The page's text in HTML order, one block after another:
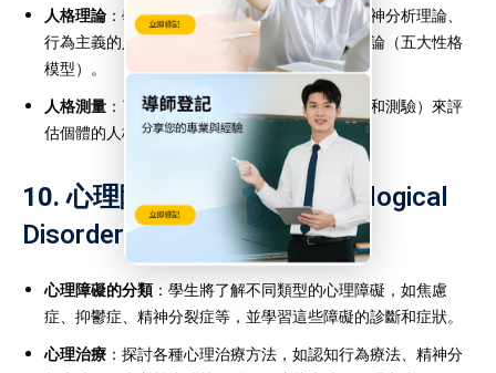
人格理論 ：學習不同的理論，包含弗洛伊德的精神分析理論、
行為主義的人格觀、以及現代的五大人格特質理論（五大性格
模型）。
人格測量 ：了解如何通過各種測量工具（如問卷和測驗）來評
估個體的人格特徵。
10.心理障礙與治療（Psychological
Disorders and Treatment）
心理障礙的分類：學生將了解不同類型的心理障礙，如焦慮
症、抑鬱症、精神分裂症等，並學習這些障礙的診斷和症狀。
心理治療 ：探討各種心理治療方法，如認知行為療法、精神分